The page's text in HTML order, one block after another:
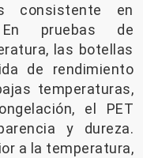
consistente en
En pruebas de
las botellas
de rendimiento
temperaturas,
el PET
y dureza.
a la temperatura,